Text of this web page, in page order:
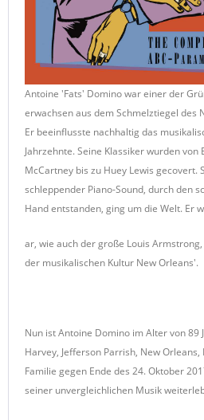
Antoine 'Fats' Domino war einer der
erwachsen aus dem Schmelztiegel des
Er beeinflusste nachhaltig das
Jahrzehnte. Seine Klassiker wurden von
McCartney bis zu Huey Lewis
schleppender Piano-Sound, durch den
Hand entstanden, ging um die Welt. Er w
ar, wie auch der große Louis
der musikalischen Kultur New Orleans'.
Nun ist Antoine Domino im Alter von 89
Harvey, Jefferson Parrish, New
Familie gegen Ende des 24. Oktober
seiner unvergleichlichen Musik